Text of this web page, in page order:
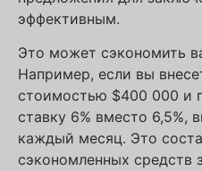
эффективным.
Это может сэкономить
Например, если вы
стоимостью $400 000 и
ставку 6% вместо 6,5%,
каждый месяц. Это
сэкономленных средств